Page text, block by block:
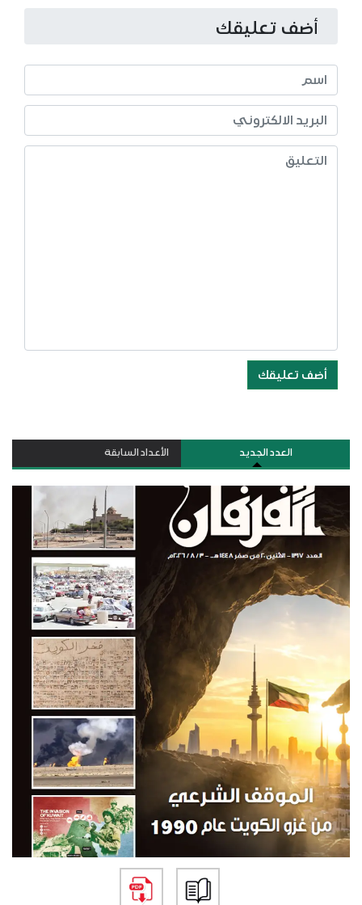
أضف تعليقك
أضف تعليقك
العدد الجديد الأعداد السابقة